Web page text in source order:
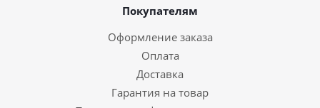
Покупателям
Оформление заказа
Оплата
Доставка
Гарантия на товар